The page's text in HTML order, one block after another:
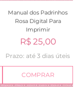
Manual dos Padrinhos
Rosa Digital Para
Imprimir
Preço
R$ 25,00
Prazo: até 3 dias úteis
COMPRAR